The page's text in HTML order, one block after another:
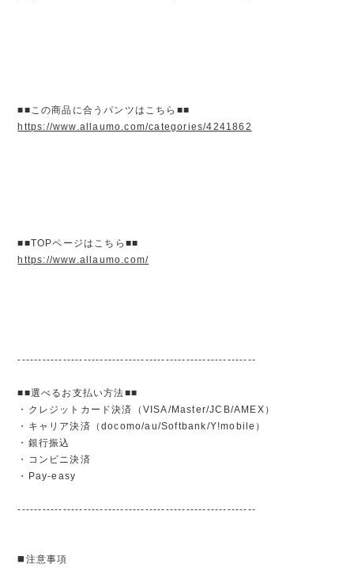
■■この商品に合うパンツはこちら■■
https://www.allaumo.com/categories/4241862
■■TOPページはこちら■■
https://www.allaumo.com/
----------------------------------------------------------
■■選べるお支払い方法■■
・クレジットカード決済（VISA/Master/JCB/AMEX）
・キャリア決済（docomo/au/Softbank/Y!mobile）
・銀行振込
・コンビニ決済
・Pay-easy
----------------------------------------------------------
◼️注意事項